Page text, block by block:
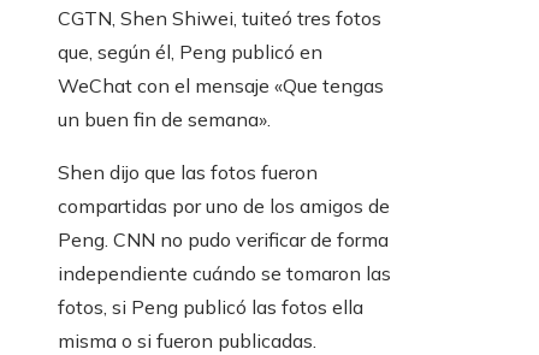
CGTN, Shen Shiwei, tuiteó tres fotos
que, según él, Peng publicó en
WeChat con el mensaje «Que tengas
un buen fin de semana».
Shen dijo que las fotos fueron
compartidas por uno de los amigos de
Peng. CNN no pudo verificar de forma
independiente cuándo se tomaron las
fotos, si Peng publicó las fotos ella
misma o si fueron publicadas.